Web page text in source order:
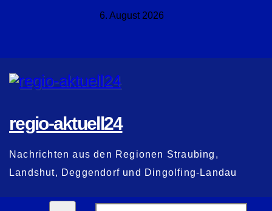
6. August 2026
regio-aktuell24
Nachrichten aus den Regionen Straubing,
Landshut, Deggendorf und Dingolfing-Landau